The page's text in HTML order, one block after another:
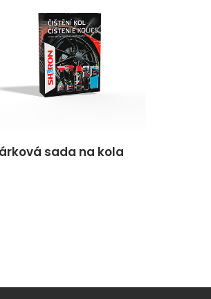
sada na kola